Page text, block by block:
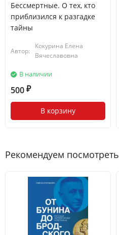
Бессмертные. О тех, кто
приблизился к разгадке
тайны
Автор:
Кокурина Елена
Вячеславовна
В наличии
500 ₽
В корзину
Рекомендуем посмотреть